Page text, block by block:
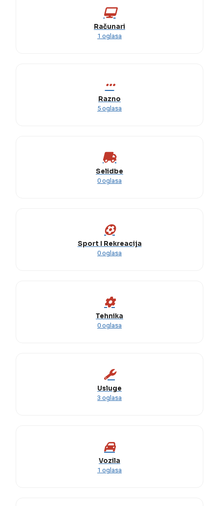
Računari
1 oglasa
Razno
5 oglasa
Selidbe
0 oglasa
Sport I Rekreacija
0 oglasa
Tehnika
0 oglasa
Usluge
3 oglasa
Vozila
1 oglasa